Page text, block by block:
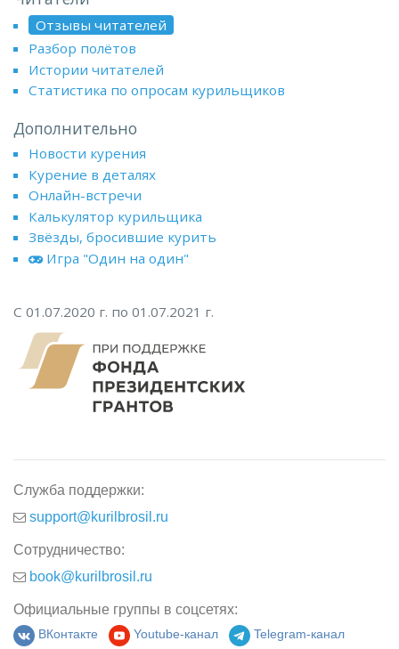
Отзывы читателей
Разбор полётов
Истории читателей
Статистика по опросам курильщиков
Дополнительно
Новости курения
Курение в деталях
Онлайн-встречи
Калькулятор курильщика
Звёзды, бросившие курить
Игра "Один на один"
С 01.07.2020 г. по 01.07.2021 г.
Служба поддержки:
support@kurilbrosil.ru
Сотрудничество:
book@kurilbrosil.ru
Официальные группы в соцсетях:
ВКонтакте Youtube-канал Telegram-канал